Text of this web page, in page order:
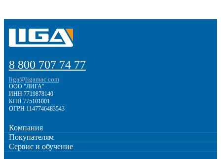
8 800 707 74 77
liga@ligamac.com
ООО "ЛИГА"
ИНН 7719878140
КПП 775101001
ОГРН 1147746483543
Компания
Покупателям
Сервис и обучение